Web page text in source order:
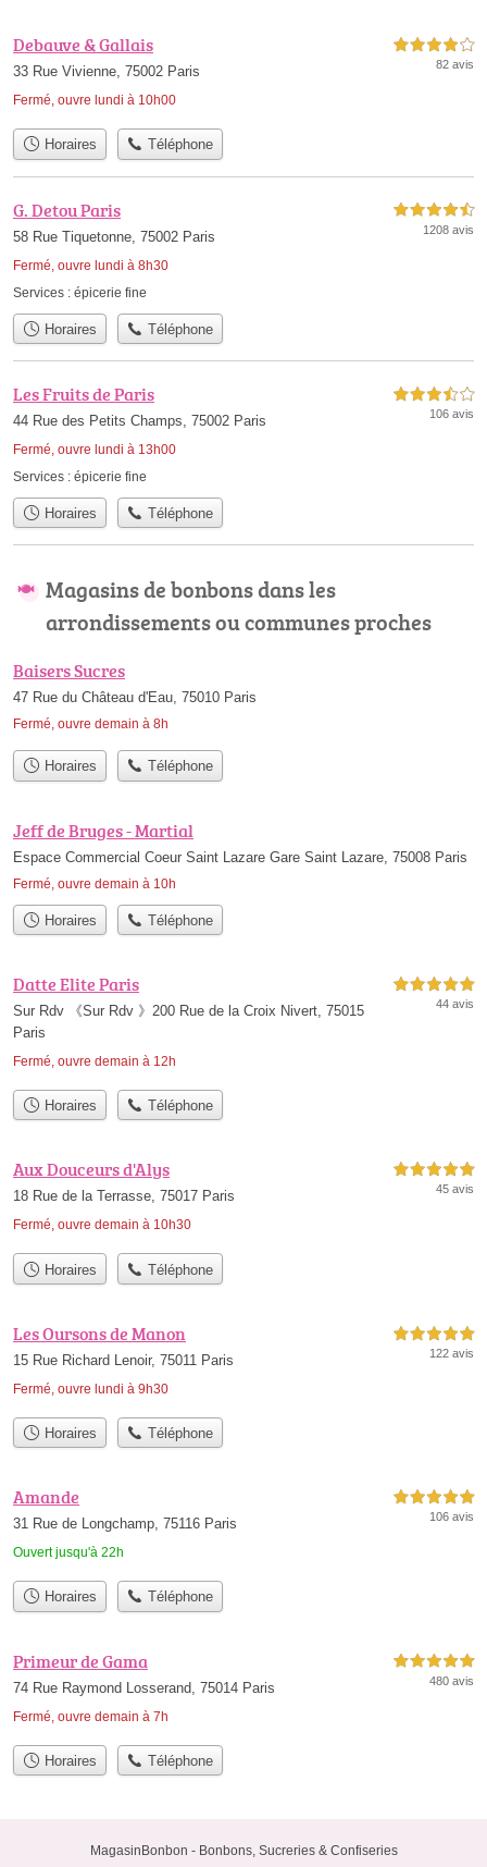
Debauve & Gallais
33 Rue Vivienne, 75002 Paris
Fermé, ouvre lundi à 10h00
4,0 étoiles sur 5
82 avis
Horaires Téléphone
G. Detou Paris
58 Rue Tiquetonne, 75002 Paris
Fermé, ouvre lundi à 8h30
4,5 étoiles sur 5
1208 avis
Services : épicerie fine
Horaires Téléphone
Les Fruits de Paris
44 Rue des Petits Champs, 75002 Paris
Fermé, ouvre lundi à 13h00
3,5 étoiles sur 5
106 avis
Services : épicerie fine
Horaires Téléphone
Magasins de bonbons dans les
arrondissements ou communes proches
Baisers Sucres
47 Rue du Château d'Eau, 75010 Paris
Fermé, ouvre demain à 8h
Horaires Téléphone
Jeff de Bruges - Martial
Espace Commercial Coeur Saint Lazare Gare Saint Lazare, 75008 Paris
Fermé, ouvre demain à 10h
Horaires Téléphone
Datte Elite Paris
Sur Rdv 《Sur Rdv 》200 Rue de la Croix Nivert, 75015
Paris
Fermé, ouvre demain à 12h
5,0 étoiles sur 5
44 avis
Horaires Téléphone
Aux Douceurs d'Alys
18 Rue de la Terrasse, 75017 Paris
Fermé, ouvre demain à 10h30
5,0 étoiles sur 5
45 avis
Horaires Téléphone
Les Oursons de Manon
15 Rue Richard Lenoir, 75011 Paris
Fermé, ouvre lundi à 9h30
5,0 étoiles sur 5
122 avis
Horaires Téléphone
Amande
31 Rue de Longchamp, 75116 Paris
Ouvert jusqu'à 22h
5,0 étoiles sur 5
106 avis
Horaires Téléphone
Primeur de Gama
74 Rue Raymond Losserand, 75014 Paris
Fermé, ouvre demain à 7h
5,0 étoiles sur 5
480 avis
Horaires Téléphone
MagasinBonbon - Bonbons, Sucreries & Confiseries